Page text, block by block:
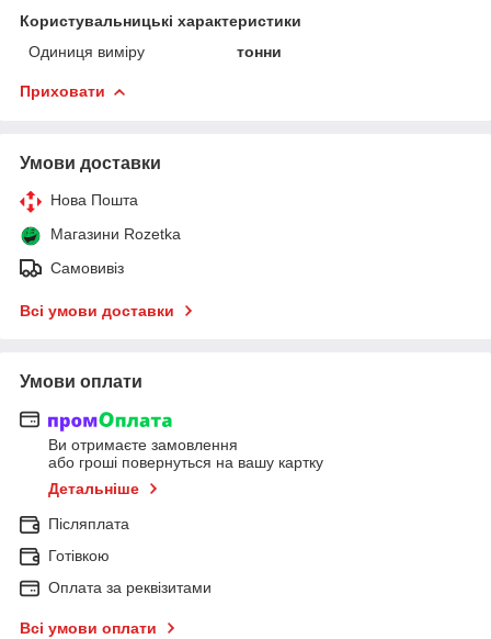
Користувальницькі характеристики
Одиниця виміру
тонни
Приховати
Умови доставки
Нова Пошта
Магазини Rozetka
Самовивіз
Всі умови доставки
Умови оплати
Ви отримаєте замовлення
або гроші повернуться на вашу картку
Детальніше
Післяплата
Готівкою
Оплата за реквізитами
Всі умови оплати